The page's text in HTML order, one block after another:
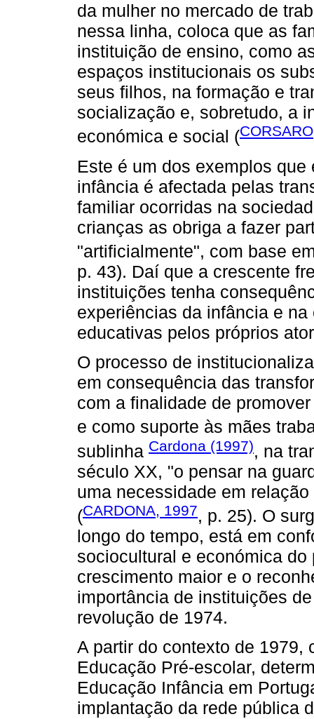
da mulher no mercado de
nessa linha, coloca que as
instituição de ensino, como
espaços institucionais os
seus filhos, na formação e
socialização e, sobretudo, a
económica e social (
Este é um dos exemplos
infância é afectada pelas
familiar ocorridas na
crianças as obriga a fazer
"artificialmente", com base
p. 43). Daí que a crescente
instituições tenha
experiências da infância e
educativas pelos próprios
O processo de
em consequência das
com a finalidade de
e como suporte às mães
sublinha Cardona (1997), na
século XX, "o pensar na
uma necessidade em
(CARDONA, 1997, p. 25). O
longo do tempo, está em
sociocultural e económica
crescimento maior e o
importância de instituições
revolução de 1974.
A partir do contexto de 1979,
Educação Pré-escolar,
Educação Infância em
implantação da rede pública